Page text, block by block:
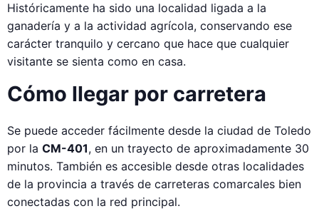
Históricamente ha sido una localidad ligada a la
ganadería y a la actividad agrícola, conservando ese
carácter tranquilo y cercano que hace que cualquier
visitante se sienta como en casa.
Cómo llegar por carretera
Se puede acceder fácilmente desde la ciudad de Toledo
por la CM-401, en un trayecto de aproximadamente 30
minutos. También es accesible desde otras localidades
de la provincia a través de carreteras comarcales bien
conectadas con la red principal.